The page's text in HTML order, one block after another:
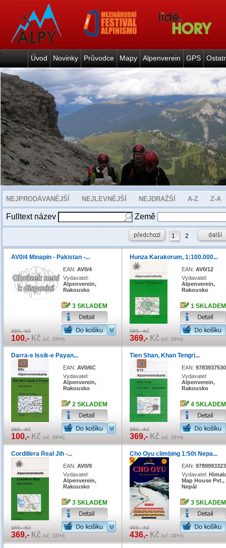
Úvod Novinky Průvodce Mapy Alpenverein GPS
NEJPRODÁVANĚJŠÍ NEJLEVNĚJŠÍ NEJDRAŽŠÍ A-Z Z-A
Fulltext název Země
1 2
AV0/4 Minapin - Pakistan -...
EAN: AV0/4
Vydavatel:
Alpenverein,
Rakousko
389,- Kč
100,- Kč (vč. DPH)
3 SKLADEM
Hunza Karakorum, 1:100.000...
EAN: AV0/12
Vydavatel:
Alpenverein,
Rakousko
389,- Kč
369,- Kč (vč. DPH)
1 SKLADEM
Darra-e Issik-e Payan...
EAN: AV0/6C
Vydavatel:
Alpenverein,
Rakousko
389,- Kč
100,- Kč (vč. DPH)
2 SKLADEM
Tien Shan, Khan Tengri...
EAN:
Vydavatel:
Alpenverein,
Rakousko
389,- Kč
369,- Kč (vč. DPH)
4 SKLADEM
Cordillera Real Jih -...
EAN: AV0/9
Vydavatel:
Alpenverein,
Rakousko
389,- Kč
369,- Kč (vč. DPH)
3 SKLADEM
Cho Oyu climbing 1:50t Nepa...
EAN:
Vydavatel:
Map House Pvt.,
Nepál
459,- Kč
436,- Kč (vč. DPH)
3 SKLADEM